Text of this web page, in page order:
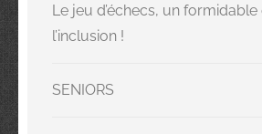
Le jeu d’échecs, un
l’inclusion !
SENIORS